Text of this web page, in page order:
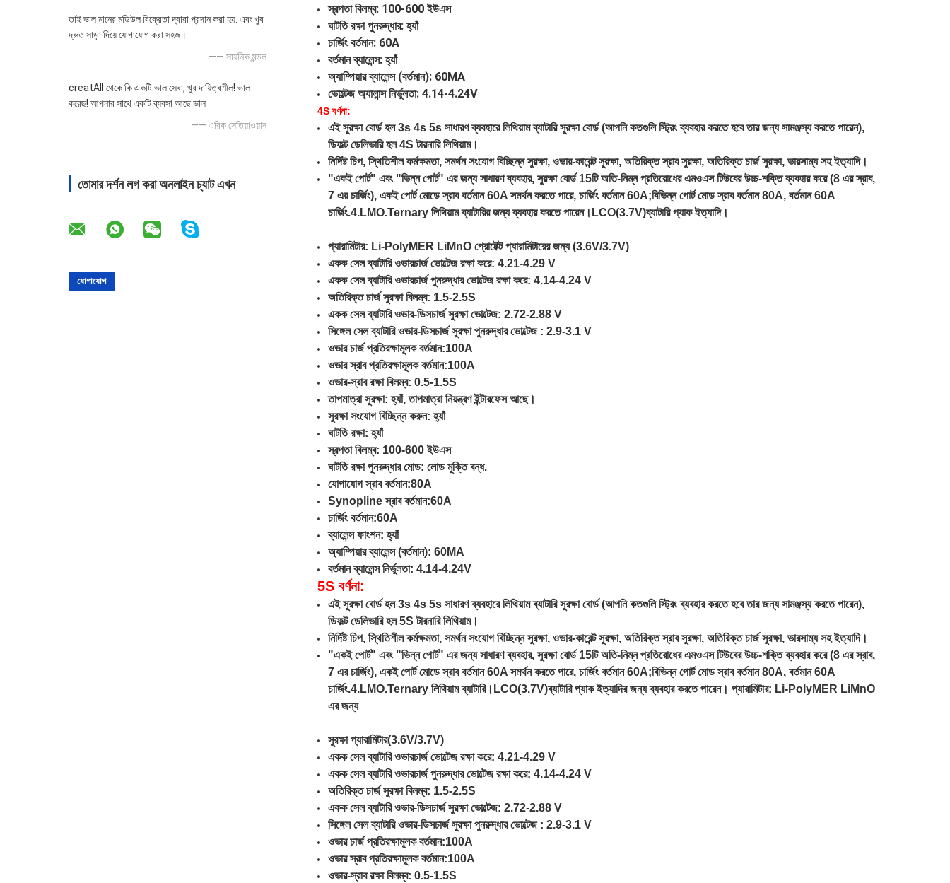
তাই ভাল মানের মডিউল বিক্রেতা দ্বারা প্রদান করা হয়. এবং খুব
দ্রুত সাড়া দিয়ে যোগাযোগ করা সহজ।
—— সায়নিক মন্ডল
creatAll থেকে কি একটি ভাল সেবা, খুব দায়িত্বশীল! ভাল
করেছ! আপনার সাথে একটি ব্যবসা আছে ভাল
—— এরিক সেতিয়াওয়ান
তোমার দর্শন লগ করা অনলাইন চ্যাট এখন
স্বল্পতা বিলম্ব: 100-600 ইউএস
ঘাটতি রক্ষা পুনরুদ্ধার: হ্যাঁ
চার্জিং বর্তমান: 60A
বর্তমান ব্যালেন্স: হ্যাঁ
অ্যাম্পিয়ার ব্যালেন্স (বর্তমান): 60MA
ভোল্টেজ অ্যালান্স নির্ভুলতা: 4.14-4.24V
4S বর্ণনা:
এই সুরক্ষা বোর্ড হল 3s 4s 5s সাধারণ ব্যবহারে লিথিয়াম ব্যাটারি সুরক্ষা বোর্ড (আপনি কতগুলি স্ট্রিং ব্যবহার করতে হবে তার জন্য সামঞ্জস্য করতে পারেন),
ডিফল্ট ডেলিভারি হল 4S টারনারি লিথিয়াম।
নির্দিষ্ট চিপ, স্থিতিশীল কর্মক্ষমতা, সমর্থন সংযোগ বিচ্ছিন্ন সুরক্ষা, ওভার-কারেন্ট সুরক্ষা, অতিরিক্ত স্রাব সুরক্ষা, অতিরিক্ত চার্জ সুরক্ষা, ভারসাম্য সহ ইত্যাদি।
"একই পোর্ট" এবং "ভিন্ন পোর্ট" এর জন্য সাধারণ ব্যবহার, সুরক্ষা বোর্ড 15টি অতি-নিম্ন প্রতিরোধের এমওএস টিউবের উচ্চ-শক্তি ব্যবহার করে (8 এর স্রাব,
7 এর চার্জিং), একই পোর্ট মোডে স্রাব বর্তমান 60A সমর্থন করতে পারে, চার্জিং বর্তমান 60A;বিভিন্ন পোর্ট মোড স্রাব বর্তমান 80A, বর্তমান 60A
চার্জিং.4.LMO.Ternary লিথিয়াম ব্যাটারির জন্য ব্যবহার করতে পারেন।LCO(3.7V)ব্যাটারি প্যাক ইত্যাদি।
প্যারামিটার: Li-PolyMER LiMnO প্রোটেক্ট প্যারামিটারের জন্য (3.6V/3.7V)
একক সেল ব্যাটারি ওভারচার্জ ভোল্টেজ রক্ষা করে: 4.21-4.29 V
একক সেল ব্যাটারি ওভারচার্জ পুনরুদ্ধার ভোল্টেজ রক্ষা করে: 4.14-4.24 V
অতিরিক্ত চার্জ সুরক্ষা বিলম্ব: 1.5-2.5S
একক সেল ব্যাটারি ওভার-ডিসচার্জ সুরক্ষা ভোল্টেজ: 2.72-2.88 V
সিঙ্গেল সেল ব্যাটারি ওভার-ডিসচার্জ সুরক্ষা পুনরুদ্ধার ভোল্টেজ : 2.9-3.1 V
ওভার চার্জ প্রতিরক্ষামূলক বর্তমান:100A
ওভার স্রাব প্রতিরক্ষামূলক বর্তমান:100A
ওভার-স্রাব রক্ষা বিলম্ব: 0.5-1.5S
তাপমাত্রা সুরক্ষা: হ্যাঁ, তাপমাত্রা নিয়ন্ত্রণ ইন্টারফেস আছে।
সুরক্ষা সংযোগ বিচ্ছিন্ন করুন: হ্যাঁ
ঘাটতি রক্ষা: হ্যাঁ
স্বল্পতা বিলম্ব: 100-600 ইউএস
ঘাটতি রক্ষা পুনরুদ্ধার মোড: লোড মুক্তি বন্ধ.
যোগাযোগ স্রাব বর্তমান:80A
Synopline স্রাব বর্তমান:60A
চার্জিং বর্তমান:60A
ব্যালেন্স ফাংশন: হ্যাঁ
অ্যাম্পিয়ার ব্যালেন্স (বর্তমান): 60MA
বর্তমান ব্যালেন্স নির্ভুলতা: 4.14-4.24V
5S বর্ণনা:
এই সুরক্ষা বোর্ড হল 3s 4s 5s সাধারণ ব্যবহারে লিথিয়াম ব্যাটারি সুরক্ষা বোর্ড (আপনি কতগুলি স্ট্রিং ব্যবহার করতে হবে তার জন্য সামঞ্জস্য করতে পারেন),
ডিফল্ট ডেলিভারি হল 5S টারনারি লিথিয়াম।
নির্দিষ্ট চিপ, স্থিতিশীল কর্মক্ষমতা, সমর্থন সংযোগ বিচ্ছিন্ন সুরক্ষা, ওভার-কারেন্ট সুরক্ষা, অতিরিক্ত স্রাব সুরক্ষা, অতিরিক্ত চার্জ সুরক্ষা, ভারসাম্য সহ ইত্যাদি।
"একই পোর্ট" এবং "ভিন্ন পোর্ট" এর জন্য সাধারণ ব্যবহার, সুরক্ষা বোর্ড 15টি অতি-নিম্ন প্রতিরোধের এমওএস টিউবের উচ্চ-শক্তি ব্যবহার করে (8 এর স্রাব,
7 এর চার্জিং), একই পোর্ট মোডে স্রাব বর্তমান 60A সমর্থন করতে পারে, চার্জিং বর্তমান 60A;বিভিন্ন পোর্ট মোড স্রাব বর্তমান 80A, বর্তমান 60A
চার্জিং.4.LMO.Ternary লিথিয়াম ব্যাটারি।LCO(3.7V)ব্যাটারি প্যাক ইত্যাদির জন্য ব্যবহার করতে পারেন। প্যারামিটার: Li-PolyMER LiMnO
এর জন্য
সুরক্ষা প্যারামিটার(3.6V/3.7V)
একক সেল ব্যাটারি ওভারচার্জ ভোল্টেজ রক্ষা করে: 4.21-4.29 V
একক সেল ব্যাটারি ওভারচার্জ পুনরুদ্ধার ভোল্টেজ রক্ষা করে: 4.14-4.24 V
অতিরিক্ত চার্জ সুরক্ষা বিলম্ব: 1.5-2.5S
একক সেল ব্যাটারি ওভার-ডিসচার্জ সুরক্ষা ভোল্টেজ: 2.72-2.88 V
সিঙ্গেল সেল ব্যাটারি ওভার-ডিসচার্জ সুরক্ষা পুনরুদ্ধার ভোল্টেজ : 2.9-3.1 V
ওভার চার্জ প্রতিরক্ষামূলক বর্তমান:100A
ওভার স্রাব প্রতিরক্ষামূলক বর্তমান:100A
ওভার-স্রাব রক্ষা বিলম্ব: 0.5-1.5S